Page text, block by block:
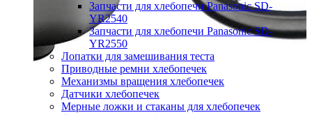
Запчасти для хлебопечи Panasonic SD-
YR2540
Запчасти для хлебопечи Panasonic SD-
YR2550
Лопатки для замешивания теста
Приводные ремни хлебопечек
Механизмы вращения хлебопечек
Датчики хлебопечек
Мерные ложки и стаканы для хлебопечек